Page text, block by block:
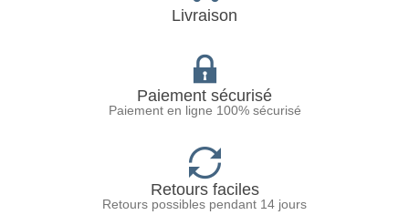
Livraison
Paiement sécurisé
Paiement en ligne 100% sécurisé
Retours faciles
Retours possibles pendant 14 jours